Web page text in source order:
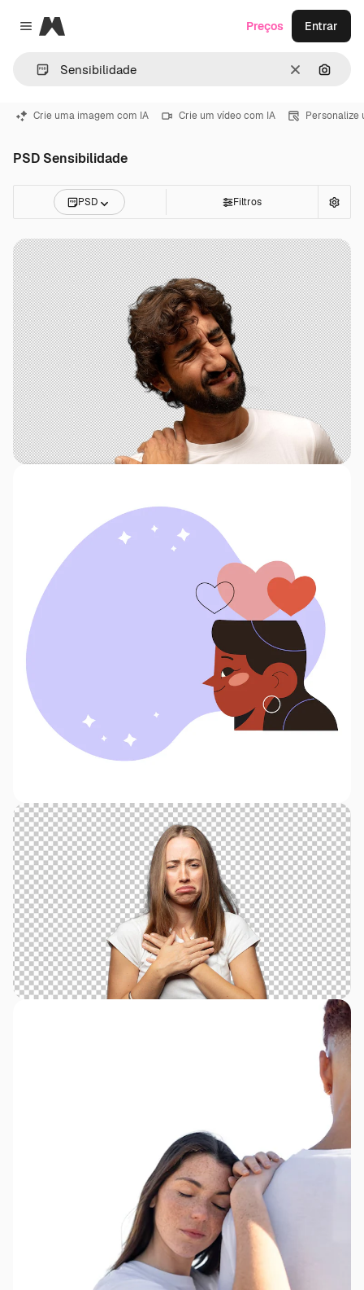
Close menu
Magnific
Limpar
Preços Entrar
Crie uma imagem com IA Crie um vídeo com IA Personalize
PSD Sensibilidade
PSD Filtros